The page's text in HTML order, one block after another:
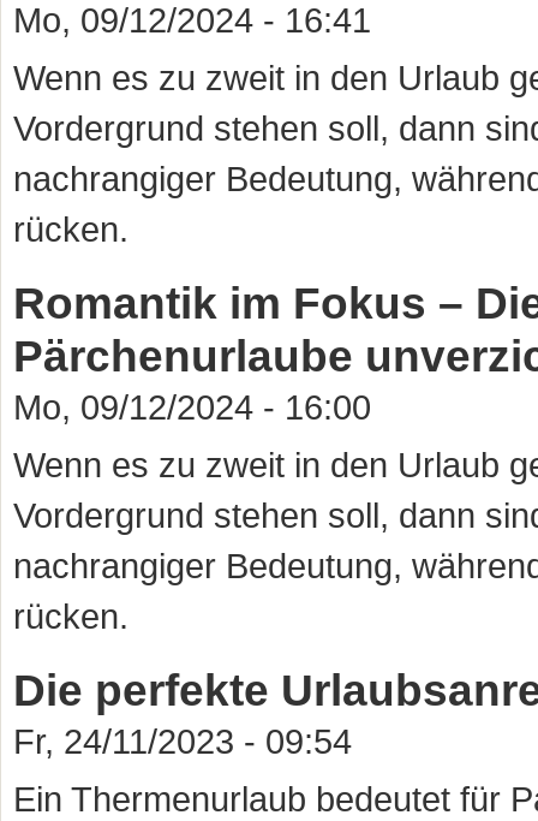
Mo, 09/12/2024 - 16:41
Wenn es zu zweit in den Urlaub
Vordergrund stehen soll, dann
nachrangiger Bedeutung,
rücken.
Romantik im Fokus –
Pärchenurlaube
Mo, 09/12/2024 - 16:00
Wenn es zu zweit in den Urlaub
Vordergrund stehen soll, dann
nachrangiger Bedeutung,
rücken.
Die perfekte
Fr, 24/11/2023 - 09:54
Ein Thermenurlaub bedeutet für